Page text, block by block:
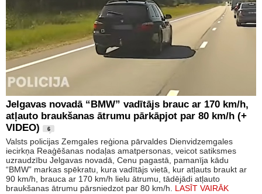
Jelgavas novadā “BMW” vadītājs brauc ar 170 km/h,
atļauto braukšanas ātrumu pārkāpjot par 80 km/h (+
VIDEO)
6
Valsts policijas Zemgales reģiona pārvaldes Dienvidzemgales
iecirkņa Reaģēšanas nodaļas amatpersonas, veicot satiksmes
uzraudzību Jelgavas novadā, Cenu pagastā, pamanīja kādu
“BMW” markas spēkratu, kura vadītājs vietā, kur atļauts braukt ar
90 km/h, brauca ar 170 km/h lielu ātrumu, tādējādi atļauto
braukšanas ātrumu pārsniedzot par 80 km/h. LASĪT VAIRĀK